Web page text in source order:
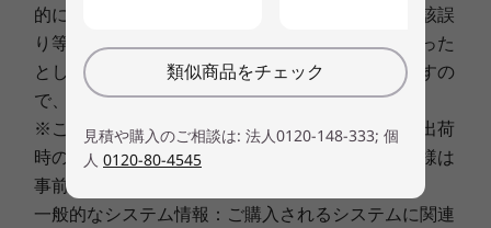
的に明白な誤りまたは記述漏れがあった場合、当該誤
り等に基づくお客様のご注文を、弊社受諾後であった
としてもキャンセルさせていただく場合がありますの
で、 予めご了承ください。
※このカタログで使用されている製品の写真は、出荷
時のものと一部異なる場合があります。また、仕様は
事前の予告なしに変更する場合があります。
一般的なシステム情報：ご購入されるシステムに関連
類似商品をチェック
見積や購入のご相談は: 法人0120-148-333; 個
人 0120-80-4545